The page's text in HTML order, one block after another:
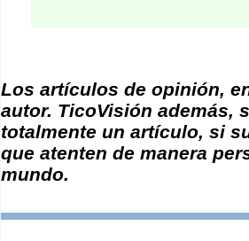
Los artículos de opinión,
autor. TicoVisión además,
totalmente un artículo, si
que atenten de manera
mundo.